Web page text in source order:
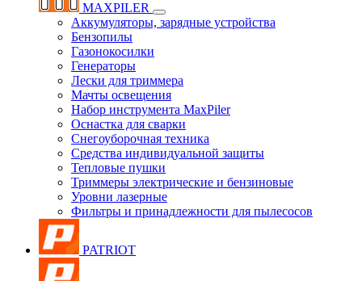
MAXPILER
Аккумуляторы, зарядные устройства
Бензопилы
Газонокосилки
Генераторы
Лески для триммера
Мачты освещения
Набор инструмента MaxPiler
Оснастка для сварки
Снегоуборочная техника
Средства индивидуальной защиты
Тепловые пушки
Триммеры электрические и бензиновые
Уровни лазерные
Фильтры и принадлежности для пылесосов
PATRIOT